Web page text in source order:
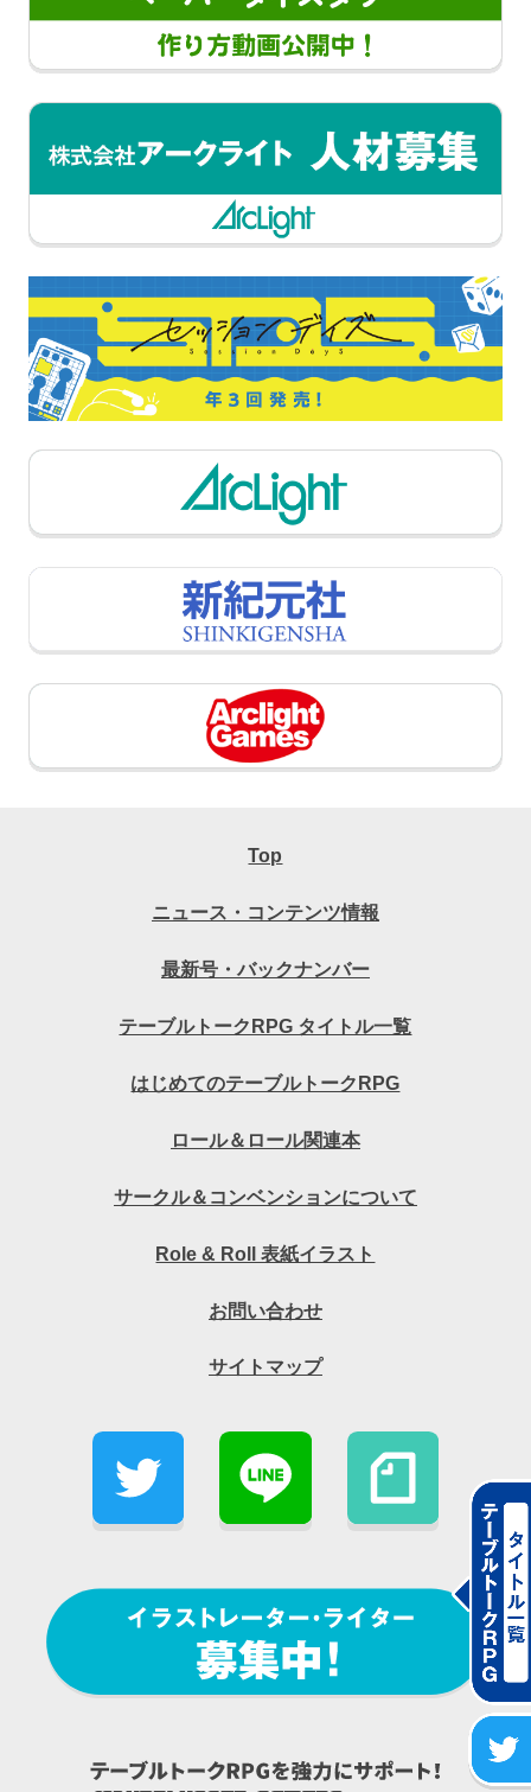
Top
ニュース・コンテンツ情報
最新号・バックナンバー
テーブルトークRPG タイトル一覧
はじめてのテーブルトークRPG
ロール＆ロール関連本
サークル＆コンベンションについて
Role & Roll 表紙イラスト
お問い合わせ
サイトマップ